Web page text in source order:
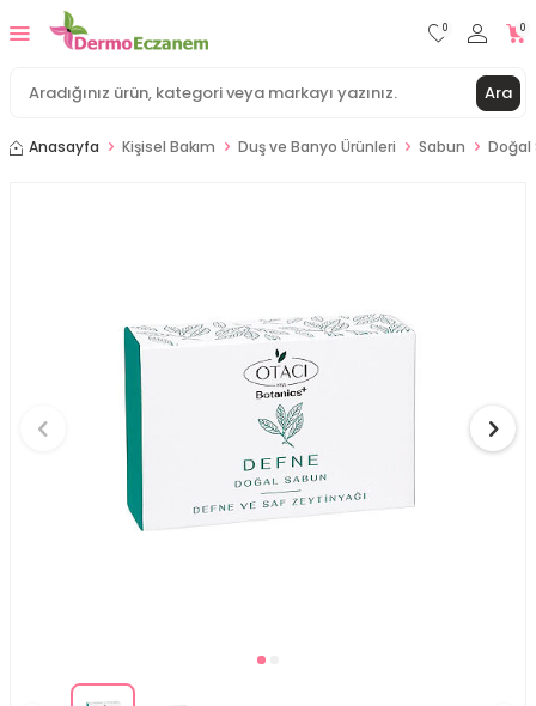
Ara
0 0
Anasayfa Kişisel Bakım Duş ve Banyo Ürünleri Sabun Doğal